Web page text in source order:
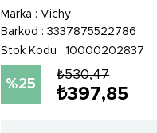
Marka : Vichy
Barkod : 3337875522786
Stok Kodu
10000202837
25
₺530,47
₺397,85